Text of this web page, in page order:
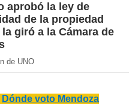
aprobó la ley de
de la propiedad
giró a la Cámara de
de UNO
Dónde voto Mendoza